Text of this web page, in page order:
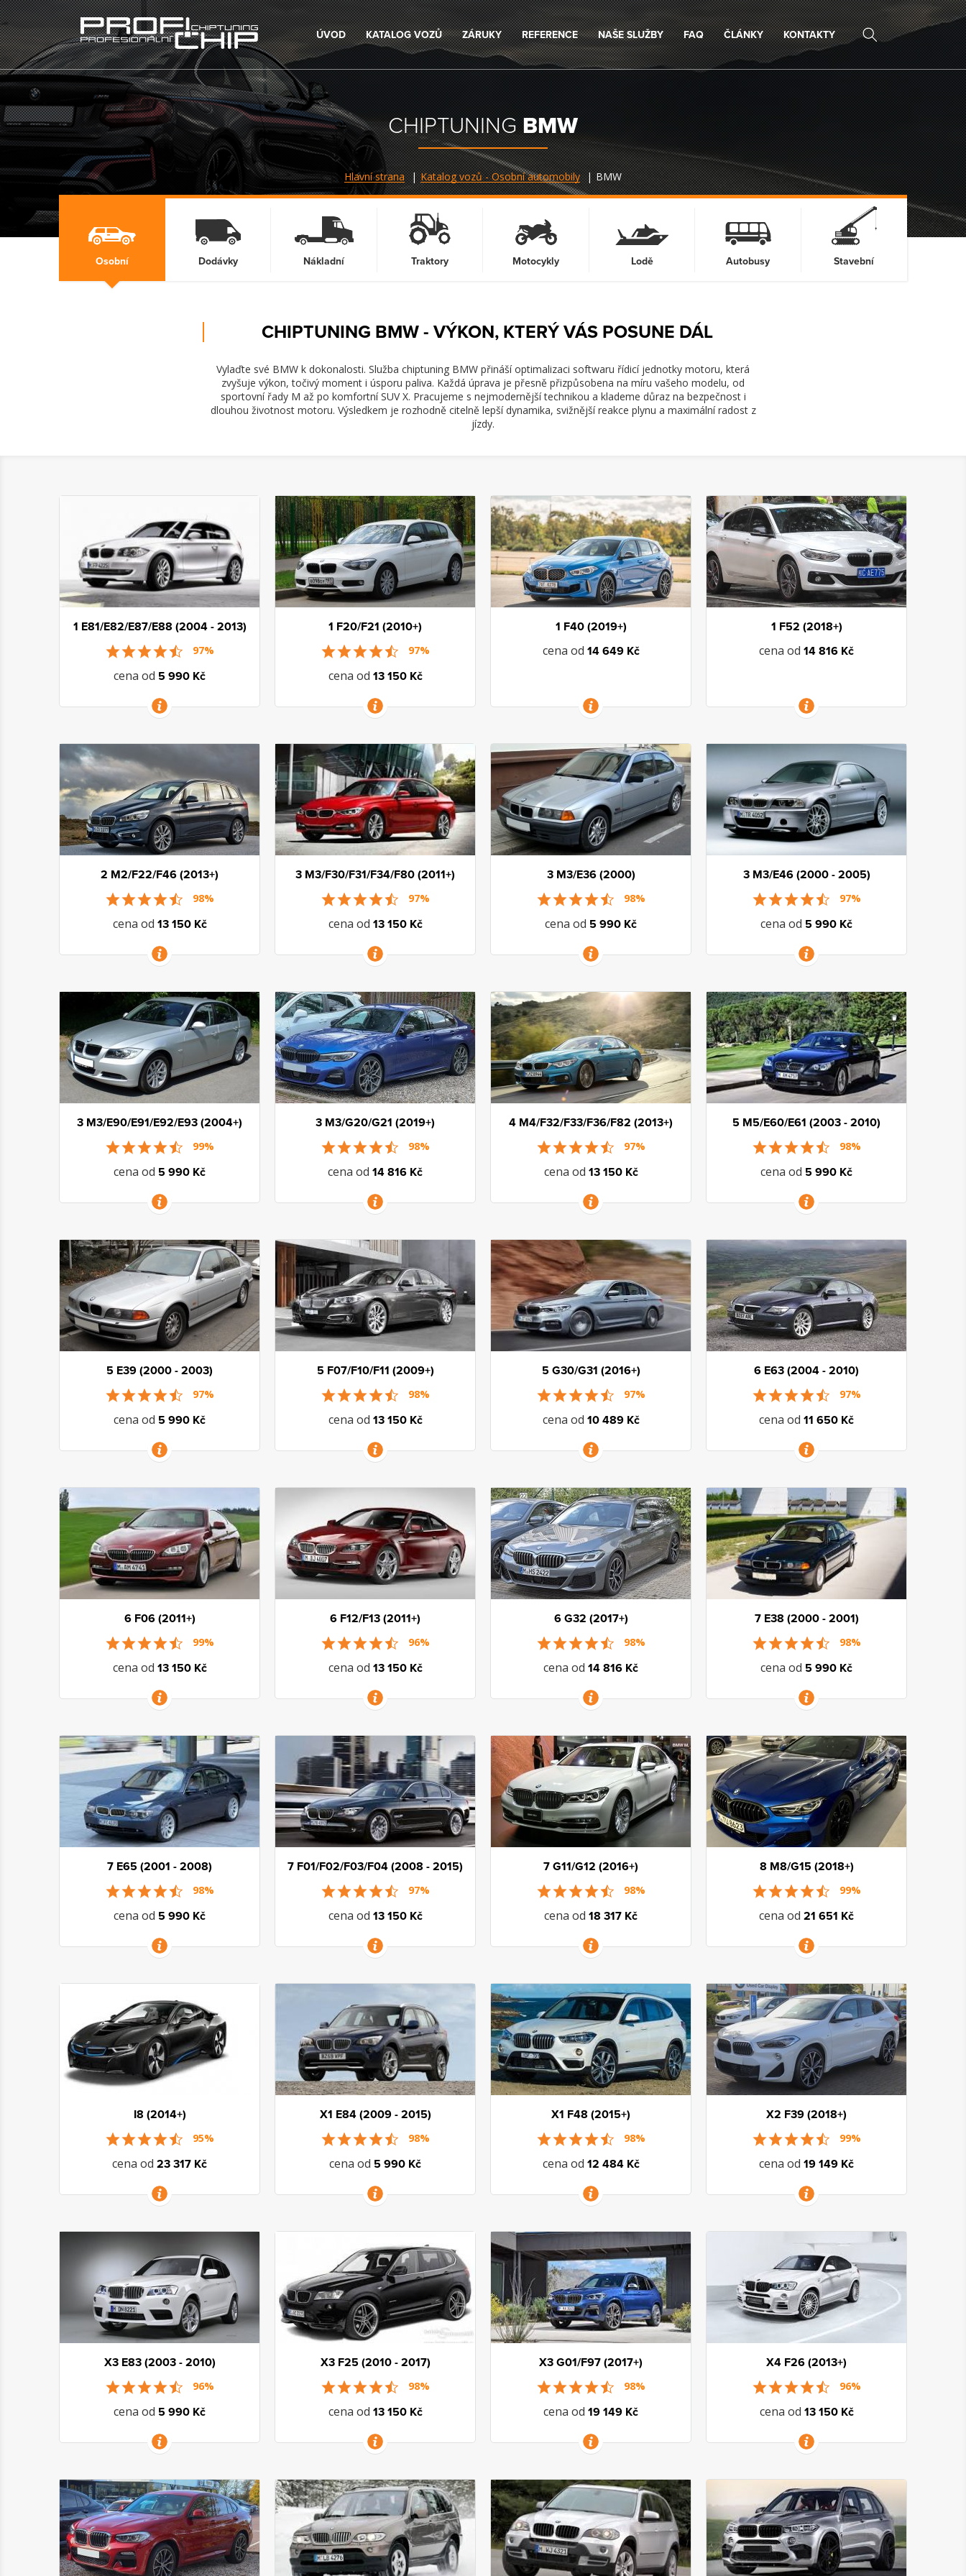
ÚVOD KATALOG VOZŮ ZÁRUKY REFERENCE NAŠE SLUŽBY FAQ ČLÁNKY KONTAKTY
CHIPTUNINGBMW
Hlavní strana Katalog vozů - Osobní automobily BMW
Osobní Dodávky Nákladní Traktory Motocykly Lodě Autobusy Stavební
CHIPTUNING BMW - VÝKON, KTERÝ VÁS POSUNE DÁL
Vylaďte své BMW k dokonalosti. Služba chiptuning BMW přináší optimalizaci softwaru řídicí jednotky motoru, která
zvyšuje výkon, točivý moment i úsporu paliva. Každá úprava je přesně přizpůsobena na míru vašeho modelu, od
sportovní řady M až po komfortní SUV X. Pracujeme s nejmodernější technikou a klademe důraz na bezpečnost i
dlouhou životnost motoru. Výsledkem je rozhodně citelně lepší dynamika, svižnější reakce plynu a maximální radost z
jízdy.
1 E81/E82/E87/E88 (2004 - 2013)
97%
cena od 5 990 Kč
1 F20/F21 (2010+)
97%
cena od 13 150 Kč
1 F40 (2019+)
cena od 14 649 Kč
VÍCE INFORMACÍ
1 F52 (2018+)
cena od 14 816 Kč
VÍCE INFORMACÍ
2 M2/F22/F46 (2013+)
98%
cena od 13 150 Kč
3 M3/F30/F31/F34/F80 (2011+)
97%
cena od 13 150 Kč
3 M3/E36 (2000)
98%
cena od 5 990 Kč
3 M3/E46 (2000 - 2005)
97%
cena od 5 990 Kč
3 M3/E90/E91/E92/E93 (2004+)
99%
cena od 5 990 Kč
3 M3/G20/G21 (2019+)
98%
cena od 14 816 Kč
4 M4/F32/F33/F36/F82 (2013+)
97%
cena od 13 150 Kč
5 M5/E60/E61 (2003 - 2010)
98%
cena od 5 990 Kč
5 E39 (2000 - 2003)
97%
cena od 5 990 Kč
5 F07/F10/F11 (2009+)
98%
cena od 13 150 Kč
5 G30/G31 (2016+)
97%
cena od 10 489 Kč
6 E63 (2004 - 2010)
97%
cena od 11 650 Kč
6 F06 (2011+)
99%
cena od 13 150 Kč
6 F12/F13 (2011+)
96%
cena od 13 150 Kč
6 G32 (2017+)
98%
cena od 14 816 Kč
7 E38 (2000 - 2001)
98%
cena od 5 990 Kč
7 E65 (2001 - 2008)
98%
cena od 5 990 Kč
7 F01/F02/F03/F04 (2008 - 2015)
97%
cena od 13 150 Kč
7 G11/G12 (2016+)
98%
cena od 18 317 Kč
8 M8/G15 (2018+)
99%
cena od 21 651 Kč
I8 (2014+)
95%
cena od 23 317 Kč
X1 E84 (2009 - 2015)
98%
cena od 5 990 Kč
X1 F48 (2015+)
98%
cena od 12 484 Kč
X2 F39 (2018+)
99%
cena od 19 149 Kč
X3 E83 (2003 - 2010)
96%
cena od 5 990 Kč
X3 F25 (2010 - 2017)
98%
cena od 13 150 Kč
X3 G01/F97 (2017+)
98%
cena od 19 149 Kč
X4 F26 (2013+)
96%
cena od 13 150 Kč